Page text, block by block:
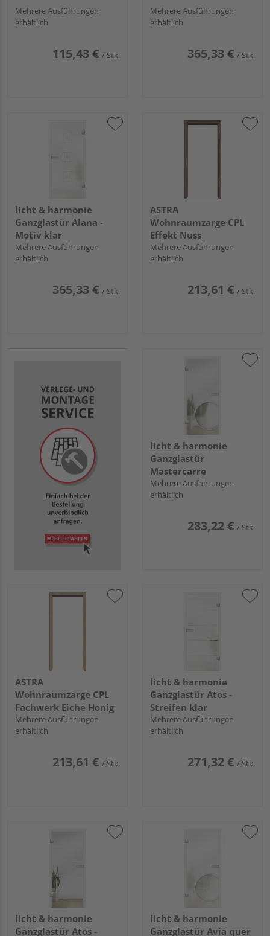
Mehrere Ausführungen
erhältlich
115,43 € / Stk.
Mehrere Ausführungen
erhältlich
365,33 € / Stk.
licht & harmonie
Ganzglastür Alana -
Motiv klar
Mehrere Ausführungen
erhältlich
365,33 € / Stk.
ASTRA
Wohnraumzarge CPL
Effekt Nuss
Mehrere Ausführungen
erhältlich
213,61 € / Stk.
licht & harmonie
Ganzglastür
Mastercarre
Mehrere Ausführungen
erhältlich
283,22 € / Stk.
ASTRA
Wohnraumzarge CPL
Fachwerk Eiche Honig
Mehrere Ausführungen
erhältlich
213,61 € / Stk.
licht & harmonie
Ganzglastür Atos -
Streifen klar
Mehrere Ausführungen
erhältlich
271,32 € / Stk.
licht & harmonie
Ganzglastür Atos -
licht & harmonie
Ganzglastür Avia quer